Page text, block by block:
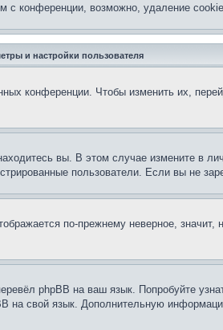
с конференции, возможно, удаление
и настройки пользователя
конференции. Чтобы изменить их,
вы. В этом случае измените в
пользователи. Если вы не
по-прежнему неверное,
phpBB на ваш язык. Попробуйте
на свой язык. Дополнительную